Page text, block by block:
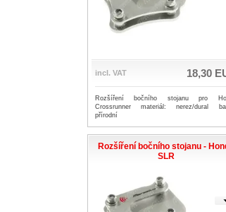
incl. VAT 18,30
Rozšíření bočního stojanu pro
Crossrunner materiál: nerez/dural
přírodní
Rozšíření bočního stojanu -
SLR